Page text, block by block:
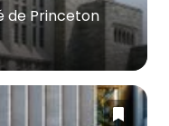
de Princeton